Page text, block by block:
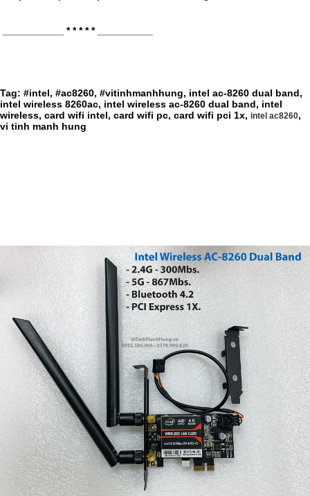
___________ * * * * * __________
Tag: #intel, #ac8260, #vitinhmanhhung, intel ac-8260 dual band,
intel wireless 8260ac, intel wireless ac-8260 dual band, intel
wireless, card wifi intel, card wifi pc, card wifi pci 1x, intel ac8260,
vi tinh manh hung